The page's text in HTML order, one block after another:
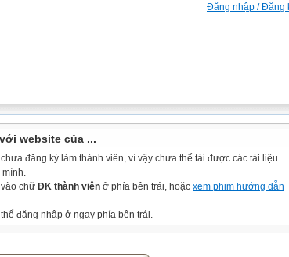
Đăng nhập / Đăng
website của ...
đăng ký làm thành viên, vì vậy chưa thể tải được các tài liệu
mình.
chữ ĐK thành viên ở phía bên trái, hoặc xem phim hướng dẫn
đăng nhập ở ngay phía bên trái.